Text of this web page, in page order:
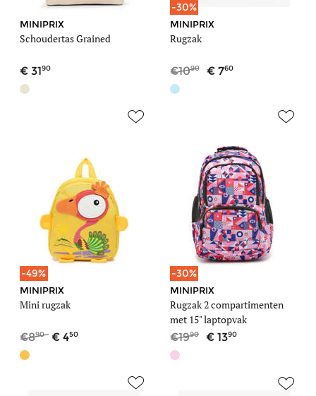
MINIPRIX
Schoudertas Grained
3190
-30%
MINIPRIX
Rugzak
1090 760
-49%
MINIPRIX
Mini rugzak
890 450
-30%
MINIPRIX
Rugzak 2 compartimenten
met 15" laptopvak
1990 1390